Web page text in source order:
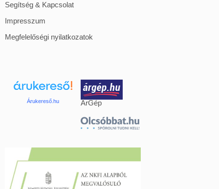
Segítség & Kapcsolat
Impresszum
Megfelelőségi nyilatkozatok
Árukereső.hu ÁrGép